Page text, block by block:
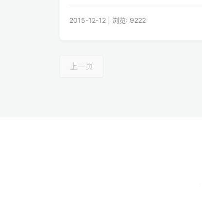
2015-12-12 | 浏览: 9222
上一页